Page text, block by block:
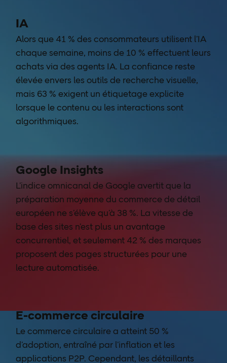
IA
Alors que 41 % des consommateurs utilisent l’IA
chaque semaine, moins de 10 % effectuent leurs
achats via des agents IA. La confiance reste
élevée envers les outils de recherche visuelle,
mais 63 % exigent un étiquetage explicite
lorsque le contenu ou les interactions sont
algorithmiques.
Google Insights
L’indice omnicanal de Google avertit que la
préparation moyenne du commerce de détail
européen ne s’élève qu’à 38 %. La vitesse de
base des sites n’est plus un avantage
concurrentiel, et seulement 42 % des marques
proposent des pages structurées pour une
lecture automatisée.
E-commerce circulaire
Le commerce circulaire a atteint 50 %
d’adoption, entraîné par l’inflation et les
applications P2P. Cependant, les détaillants